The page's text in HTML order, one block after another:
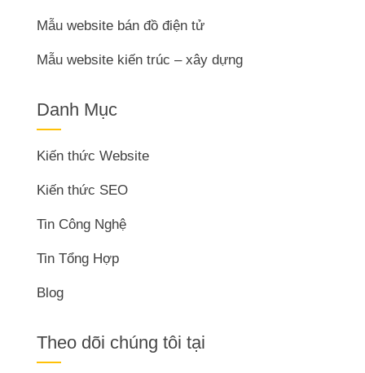
Mẫu website bán đồ điện tử
Mẫu website kiến trúc – xây dựng
Danh Mục
Kiến thức Website
Kiến thức SEO
Tin Công Nghệ
Tin Tổng Hợp
Blog
Theo dõi chúng tôi tại